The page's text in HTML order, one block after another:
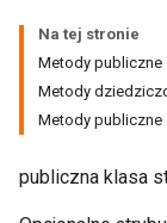
Na tej stronie
Metody publiczne
Metody
Metody publiczne
publiczna klasa